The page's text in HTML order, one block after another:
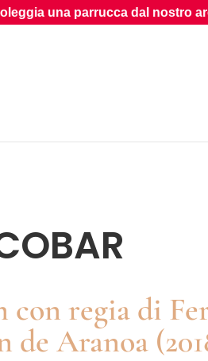
con regia di
de Aranoa
parrucca dal nostro archivio